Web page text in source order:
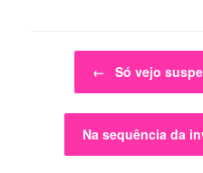
Post navigation
← Só vejo
Na sequência da